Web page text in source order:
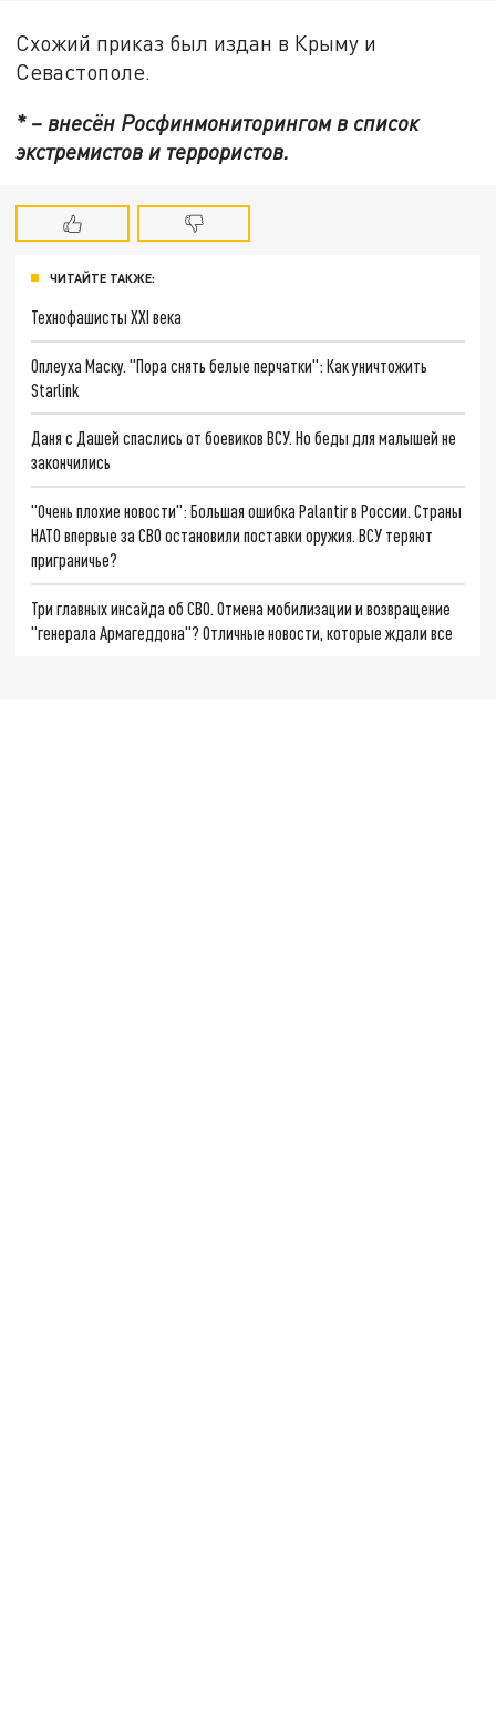
Схожий приказ был издан в Крыму и
Севастополе.
* – внесён Росфинмониторингом в список
экстремистов и террористов.
ЧИТАЙТЕ ТАКЖЕ:
Технофашисты XXI века
Оплеуха Маску. "Пора снять белые перчатки": Как уничтожить
Starlink
Даня с Дашей спаслись от боевиков ВСУ. Но беды для малышей не
закончились
"Очень плохие новости": Большая ошибка Palantir в России. Страны
НАТО впервые за СВО остановили поставки оружия. ВСУ теряют
приграничье?
Три главных инсайда об СВО. Отмена мобилизации и возвращение
"генерала Армагеддона"? Отличные новости, которые ждали все